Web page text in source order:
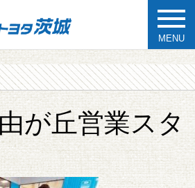
MENU
が丘営業スタ